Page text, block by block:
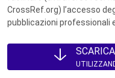
CrossRef.org) l’accesso
pubblicazioni professionali